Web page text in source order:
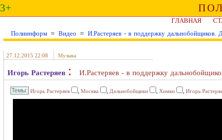
3+
ГЛАВНАЯ
Полиинформ ≈ Видео ≈ И.Растеряев - в поддержку дальнобойщиков.
27.12.2015 22:08 Музыка
Игорь Растеряев : И.Растеряев - в поддержку
Игорь Растеряев , Москва , Дальнобойщики , Химки , Игорь